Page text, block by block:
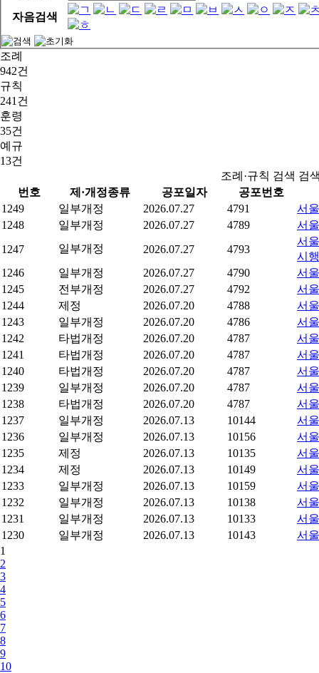
자음검색
조례
942건
규칙
241건
훈령
35건
예규
13건
조례·규칙 검색 검
번호
제·개정종류 공포일자
공포번호
1249
일부개정 2026.07.27 4791
서
1248
일부개정 2026.07.27 4789
서
1247
일부개정 2026.07.27 4793
서
시
1246
일부개정 2026.07.27 4790
서
1245
전부개정 2026.07.27 4792
서
1244
제정 2026.07.20 4788
서
1243
일부개정 2026.07.20 4786
서
1242
타법개정 2026.07.20 4787
서
1241
타법개정 2026.07.20 4787
서
1240
타법개정 2026.07.20 4787
서
1239
일부개정 2026.07.20 4787
서
1238
타법개정 2026.07.20 4787
서
1237
일부개정 2026.07.13 10144
서
1236
일부개정 2026.07.13 10156
서
1235
제정 2026.07.13 10135
서
1234
제정 2026.07.13 10149
서
1233
일부개정 2026.07.13 10159
서
1232
일부개정 2026.07.13 10138
서
1231
일부개정 2026.07.13 10133
서
1230
일부개정 2026.07.13 10143
서
1
2
3
4
5
6
7
8
9
10